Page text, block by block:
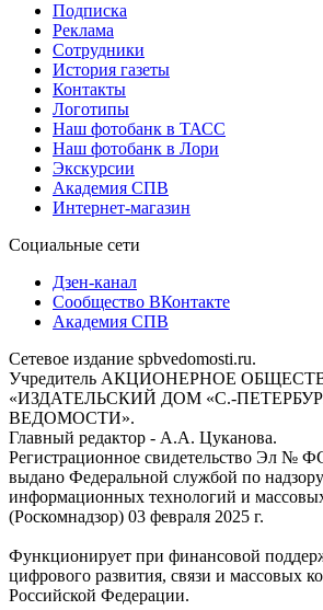
Подписка
Реклама
Сотрудники
История газеты
Контакты
Логотипы
Наш фотобанк в ТАСС
Наш фотобанк в Лори
Экскурсии
Академия СПВ
Интернет-магазин
Социальные сети
Дзен-канал
Сообщество ВКонтакте
Академия СПВ
Сетевое издание spbvedomosti.ru.
Учредитель АКЦИОНЕРНОЕ
«ИЗДАТЕЛЬСКИЙ ДОМ «С.-
ВЕДОМОСТИ».
Главный редактор - А.А. Цуканова.
Регистрационное свидетельство Эл №
выдано Федеральной службой по
информационных технологий и
(Роскомнадзор) 03 февраля 2025 г.
Функционирует при финансовой
цифрового развития, связи и массовых
Российской Федерации.